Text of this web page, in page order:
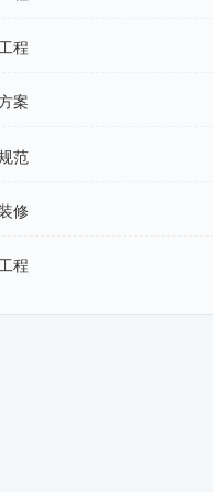
程
案
范
修
程